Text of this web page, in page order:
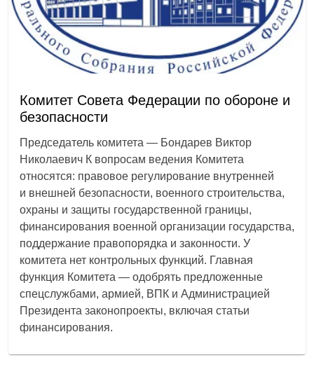
Комитет Совета Федерации по обороне и
безопасности
Председатель комитета — Бондарев Виктор
Николаевич К вопросам ведения Комитета
относятся: правовое регулирование внутренней
и внешней безопасности, военного строительства,
охраны и защиты государственной границы,
финансирования военной организации государства,
поддержание правопорядка и законности. У
комитета нет контрольных функций. Главная
функция Комитета — одобрять предложенные
спецслужбами, армией, ВПК и Администрацией
Президента законопроекты, включая статьи
финансирования.